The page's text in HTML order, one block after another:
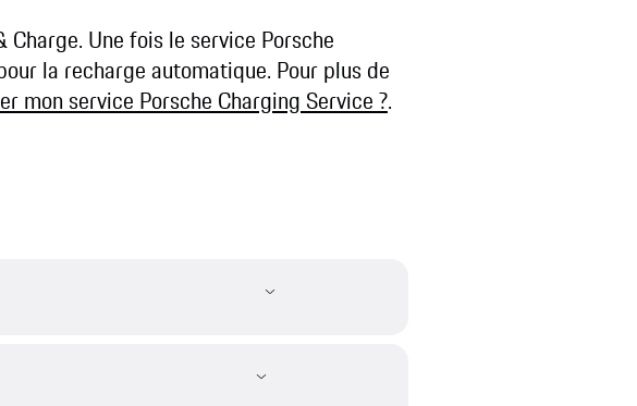
Une fois le service Porsche
la recharge automatique. Pour plus de
mon service Porsche Charging Service ?.